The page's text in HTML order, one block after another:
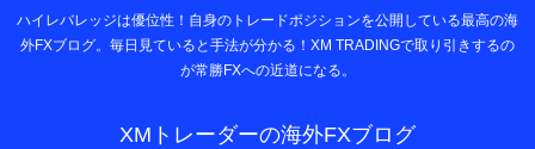
ハイレバレッジは優位性！自身のトレードポジションを公開している最高の海
外FXブログ。毎日見ていると手法が分かる！XM TRADINGで取り引きするの
が常勝FXへの近道になる。
XMトレーダーの海外FXブログ